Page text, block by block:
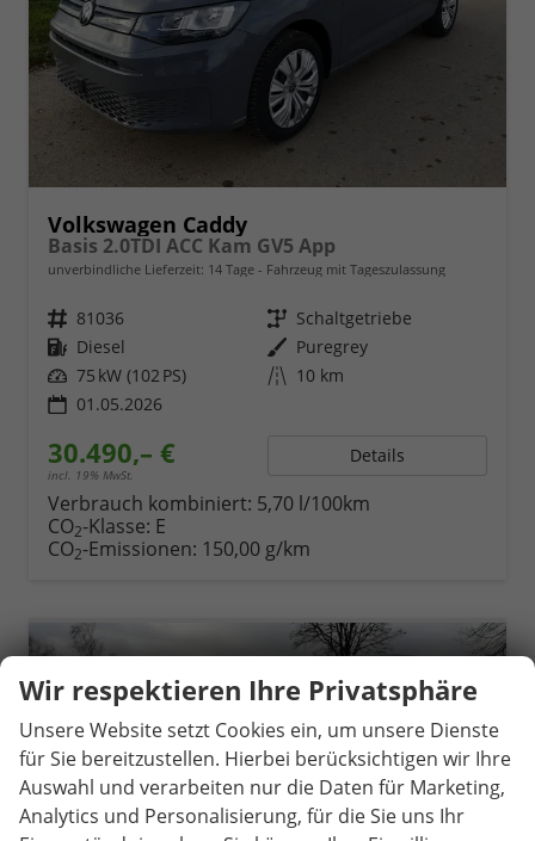
Volkswagen Caddy
Basis 2.0TDI ACC Kam GV5 App
unverbindliche Lieferzeit: 14 Tage Fahrzeug mit Tageszulassung
Fahrzeugnr. 81036 Getriebe Schaltgetriebe
Kraftstoff Diesel Außenfarbe Puregrey
Leistung 75 kW (102 PS) Kilometerstand 10 km
01.05.2026
30.490,– €
incl. 19% MwSt.
Details
Verbrauch kombiniert: 5,70 l/100km
CO2-Klasse: E
CO2-Emissionen: 150,00 g/km
Wir respektieren Ihre Privatsphäre
Unsere Website setzt Cookies ein, um unsere Dienste
für Sie bereitzustellen. Hierbei berücksichtigen wir Ihre
Auswahl und verarbeiten nur die Daten für Marketing,
Analytics und Personalisierung, für die Sie uns Ihr